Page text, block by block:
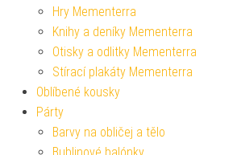
Hry Mementerra
Knihy a deníky Mementerra
Otisky a odlitky Mementerra
Stírací plakáty Mementerra
Oblíbené kousky
Párty
Barvy na obličej a tělo